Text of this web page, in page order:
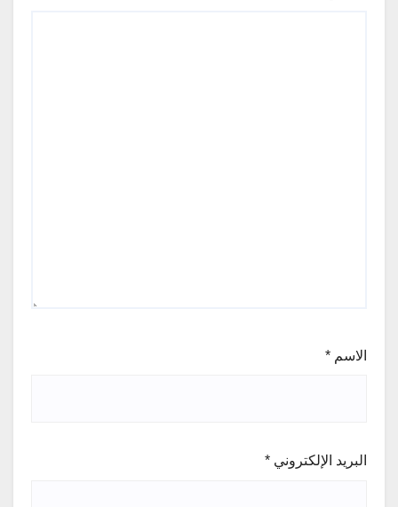
الاسم *
البريد الإلكتروني *